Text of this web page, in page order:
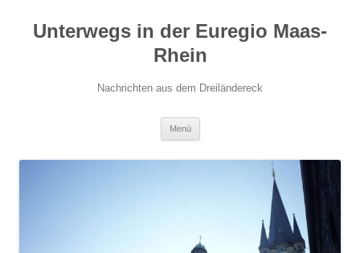
springen
Unterwegs in der Euregio Maas-
Rhein
Nachrichten aus dem Dreiländereck
Menü